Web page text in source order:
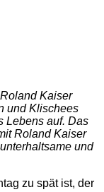
Kaiser
und Klischees
Lebens auf. Das
Roland Kaiser
und
zu spät ist, der